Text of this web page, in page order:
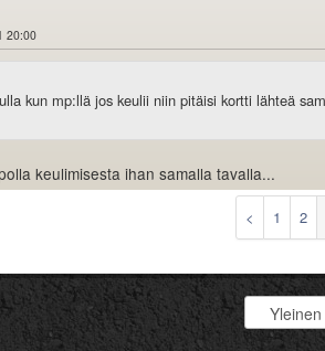
20:00
kun mp:llä jos keulii niin pitäisi kortti lähteä
keulimisesta ihan samalla tavalla...
< 1 2